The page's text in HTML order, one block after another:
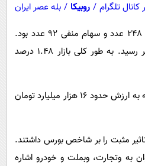
تلگرام / روبیکا / بله عصر ایران
امروز تعداد سهام مثبت بورس ۲۴۸ عدد و سهام منفی ۹۲ عدد بود.
تعداد خریداران به ۹۳ هزار نفر رسید. به طور کلی بازار ۱.۴۸ درصد
همچنین ۵۷۸ هزار فقره معامله به ارزش حدود ۱۶ هزار میلیارد تومان
مثبت را بر شاخص بورس داشتند.
به وتجارت، وبملت و خودرو اشاره